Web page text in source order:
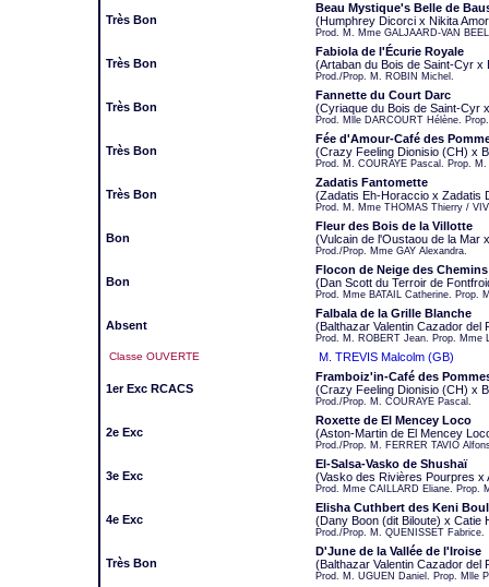
Très Bon
Beau Mystique's Belle de
(Humphrey Dicorci x Nikita
Prod. M. Mme GALJAARD-VAN
Très Bon
Fabiola de l'Écurie Royale
(Artaban du Bois de Saint-Cyr x
Prod./Prop. M. ROBIN Michel.
Très Bon
Fannette du Court Darc
(Cyriaque du Bois de Saint-Cyr
Prod. Mlle DARCOURT Hélène.
Très Bon
Fée d'Amour-Café des
(Crazy Feeling Dionisio (CH) x
Prod. M. COURAYE Pascal. Prop.
Très Bon
Zadatis Fantomette
(Zadatis Eh-Horaccio x Zadatis
Prod. M. Mme THOMAS Thierry /
Bon
Fleur des Bois de la Villotte
(Vulcain de l'Oustaou de la Mar
Prod./Prop. Mme GAY Alexandra.
Bon
Flocon de Neige des
(Dan Scott du Terroir de
Prod. Mme BATAIL Catherine. Prop.
Absent
Falbala de la Grille Blanche
(Balthazar Valentin Cazador
Prod. M. ROBERT Jean. Prop. Mme
Classe OUVERTE M. TREVIS Malcolm (GB)
1er Exc RCACS
Framboiz'in-Café des
(Crazy Feeling Dionisio (CH) x
Prod./Prop. M. COURAYE Pascal.
2e Exc
Roxette de El Mencey Loco
(Aston-Martin de El Mencey
Prod./Prop. M. FERRER TAVIO
3e Exc
El-Salsa-Vasko de Shushaï
(Vasko des Rivières Pourpres x
Prod. Mme CAILLARD Eliane. Prop.
4e Exc
Elisha Cuthbert des Keni
(Dany Boon (dit Biloute) x Catie
Prod./Prop. M. QUENISSET Fabrice.
Très Bon
D'June de la Vallée de l'Iroise
(Balthazar Valentin Cazador del
Prod. M. UGUEN Daniel. Prop. Mlle